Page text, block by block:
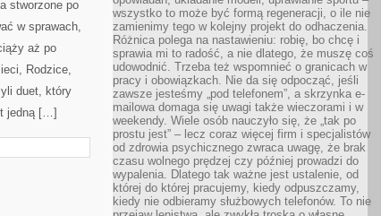
stworzone po
w sprawach,
aż po
Rodzice,
duet, który
jedną […]
wszystko to może być formą regeneracji, o ile nie
zamienimy tego w kolejny projekt do odhaczenia.
Różnica polega na nastawieniu: robię, bo chcę i
sprawia mi to radość, a nie dlatego, że muszę coś
udowodnić. Trzeba też wspomnieć o granicach w
pracy i obowiązkach. Nie da się odpocząć, jeśli
zawsze jesteśmy „pod telefonem”, a skrzynka e-
mailowa domaga się uwagi także wieczorami i w
weekendy. Wiele osób nauczyło się, że „tak po
prostu jest” – lecz coraz więcej firm i specjalistów
od zdrowia psychicznego zwraca uwagę, że brak
czasu wolnego prędzej czy później prowadzi do
wypalenia. Dlatego tak ważne jest ustalenie, od
której do której pracujemy, kiedy odpuszczamy,
kiedy nie odbieramy służbowych telefonów. To nie